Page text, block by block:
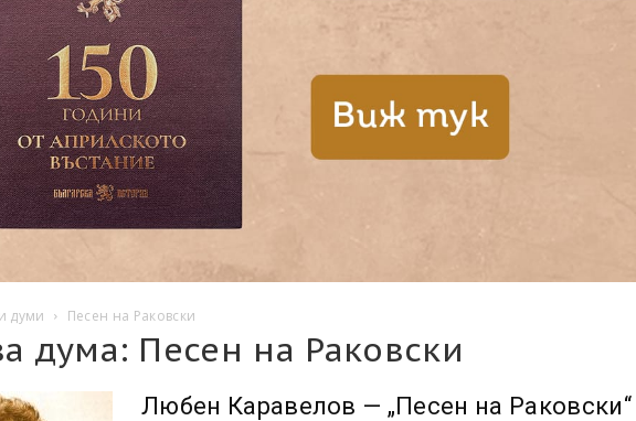
думи Песен на Раковски
дума: Песен на Раковски
Любен Каравелов — „Песен на Раковски“